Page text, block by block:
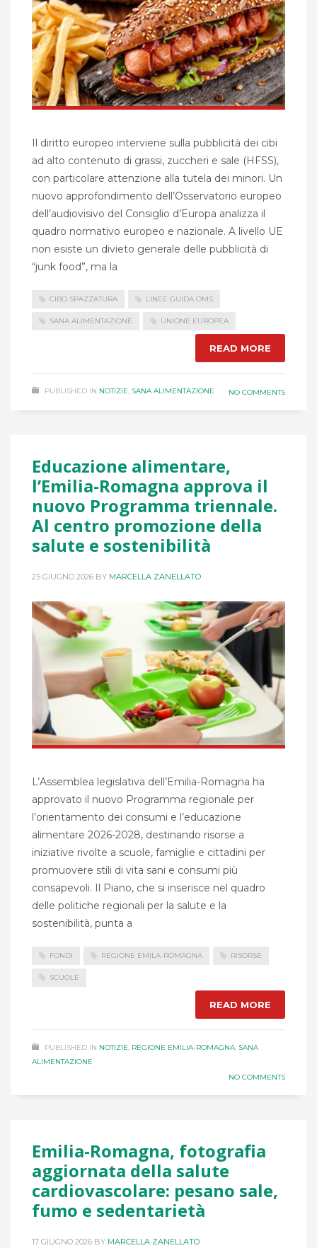
Il diritto europeo interviene sulla pubblicità dei cibi
ad alto contenuto di grassi, zuccheri e sale (HFSS),
con particolare attenzione alla tutela dei minori. Un
nuovo approfondimento dell’Osservatorio europeo
dell’audiovisivo del Consiglio d’Europa analizza il
quadro normativo europeo e nazionale. A livello UE
non esiste un divieto generale delle pubblicità di
“junk food”, ma la
CIBO SPAZZATURA LINEE GUIDA OMS
SANA ALIMENTAZIONE UNIONE EUROPEA
READ MORE
PUBLISHED IN NOTIZIE, SANA ALIMENTAZIONE NO COMMENTS
Educazione alimentare,
l’Emilia-Romagna approva il
nuovo Programma triennale.
Al centro promozione della
salute e sostenibilità
25 GIUGNO 2026 BY MARCELLA ZANELLATO
L’Assemblea legislativa dell’Emilia-Romagna ha
approvato il nuovo Programma regionale per
l’orientamento dei consumi e l’educazione
alimentare 2026-2028, destinando risorse a
iniziative rivolte a scuole, famiglie e cittadini per
promuovere stili di vita sani e consumi più
consapevoli. Il Piano, che si inserisce nel quadro
delle politiche regionali per la salute e la
sostenibilità, punta a
FONDI REGIONE EMILA-ROMAGNA RISORSE
SCUOLE
READ MORE
PUBLISHED IN NOTIZIE, REGIONE EMILIA-ROMAGNA, SANA
ALIMENTAZIONE
NO COMMENTS
Emilia-Romagna, fotografia
aggiornata della salute
cardiovascolare: pesano sale,
fumo e sedentarietà
17 GIUGNO 2026 BY MARCELLA ZANELLATO